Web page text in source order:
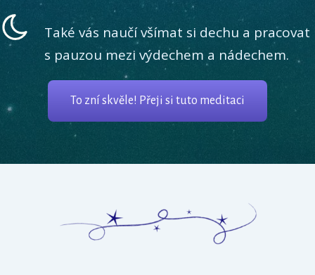
Také vás naučí všímat si dechu a pracovat
s pauzou mezi výdechem a nádechem.
To zní skvěle! Přeji si tuto meditaci